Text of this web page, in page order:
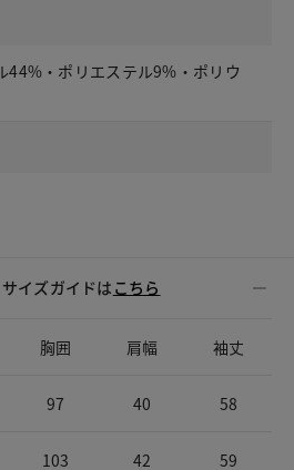
44%・ポリエステル9%・ポリウ
サイズガイドは こちら
胸囲 肩幅 袖丈
97 40 58
103 42 59